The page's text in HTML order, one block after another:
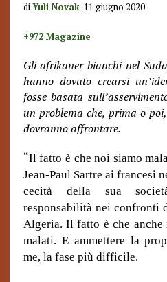
diYuli Novak11 giugno 2020
+972 Magazine
Gli afrikaner bianchi nel
hanno dovuto crearsi
fosse basata
un problema che, prima o
dovranno affrontare.
“Il fatto è che noi siamo
Jean-Paul Sartre ai francesi
cecità della sua
responsabilità nei confronti
Algeria. Il fatto è che
malati. E ammettere la
me, la fase più difficile.